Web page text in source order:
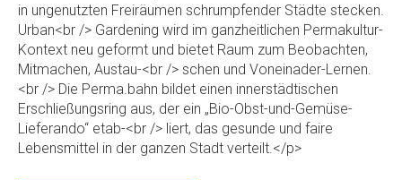
in ungenutzten Freiräumen schrumpfender Städte stecken.
Urban<br /> Gardening wird im ganzheitlichen Permakultur-
Kontext neu geformt und bietet Raum zum Beobachten,
Mitmachen, Austau-<br /> schen und Voneinader-Lernen.
<br /> Die Perma.bahn bildet einen innerstädtischen
Erschließungsring aus, der ein „Bio-Obst-und-Gemüse-
Lieferando“ etab-<br /> liert, das gesunde und faire
Lebensmittel in der ganzen Stadt verteilt.</p>